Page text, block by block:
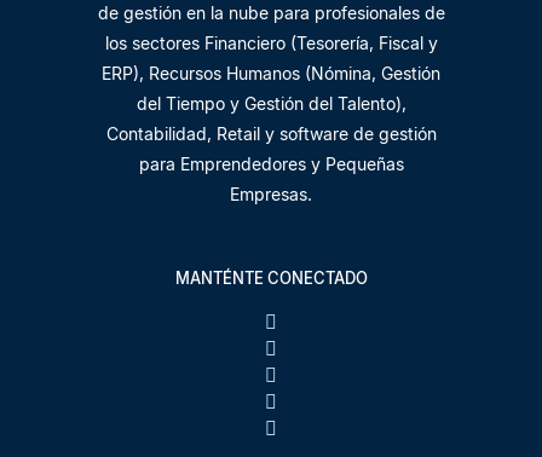
de gestión en la nube para profesionales de
los sectores Financiero (Tesorería, Fiscal y
ERP), Recursos Humanos (Nómina, Gestión
del Tiempo y Gestión del Talento),
Contabilidad, Retail y software de gestión
para Emprendedores y Pequeñas
Empresas.
MANTÉNTE CONECTADO